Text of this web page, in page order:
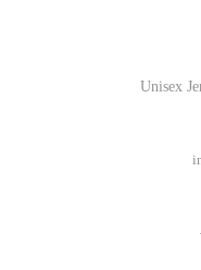
Unisex